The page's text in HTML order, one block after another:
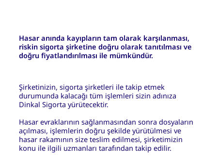
Hasar anında kayıpların tam olarak karşılanması,
riskin sigorta şirketine doğru olarak tanıtılması ve
doğru fiyatlandırılması ile mümkündür.
Şirketinizin, sigorta şirketleri ile takip etmek
durumunda kalacağı tüm işlemleri sizin adınıza
Dinkal Sigorta yürütecektir.
Hasar evraklarının sağlanmasından sonra dosyaların
açılması, işlemlerin doğru şekilde yürütülmesi ve
hasar rakamının size teslim edilmesi, şirketimizin
konu ile ilgili uzmanları tarafından takip edilir.